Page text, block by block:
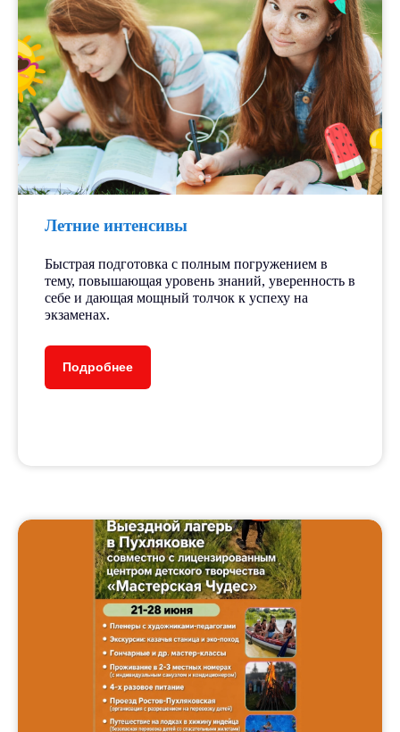
Летние интенсивы
Быстрая подготовка с полным погружением в
тему, повышающая уровень знаний, уверенность в
себе и дающая мощный толчок к успеху на
экзаменах.
Подробнее